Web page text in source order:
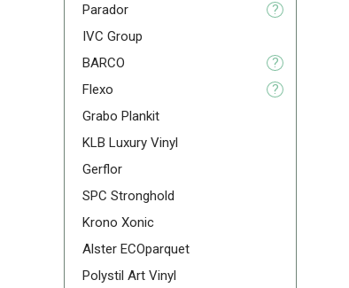
Parador
?
IVC Group
BARCO
?
Flexо
?
Grabo Plankit
KLB Luxury Vinyl
Gerflor
SPC Stronghold
Krono Xonic
Alster ECOparquet
Polystil Art Vinyl